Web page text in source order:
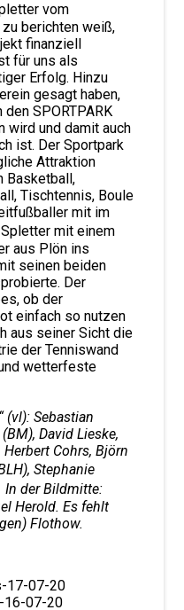
vom
berichten weiß,
finanziell
für uns als
Erfolg. Hinzu
gesagt haben,
SPORTPARK
wird und damit auch
ist. Der Sportpark
Attraktion
Basketball,
Tischtennis, Boule
mit im
mit einem
aus Plön ins
seinen beiden
Der
ob der
einfach so nutzen
aus seiner Sicht die
der Tenniswand
wetterfeste
(vl): Sebastian
David Lieske,
Herbert Cohrs, Björn
Stephanie
In der Bildmitte:
Herold. Es fehlt
Flothow.